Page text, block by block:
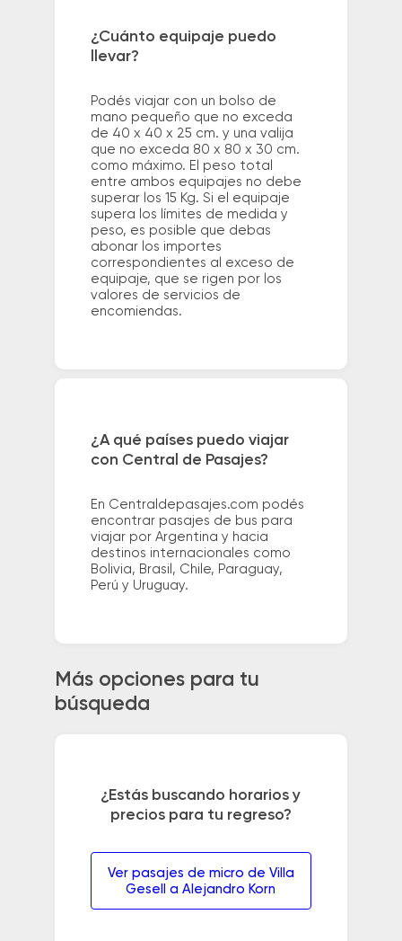
¿Cuánto equipaje puedo
llevar?
Podés viajar con un bolso de
mano pequeño que no exceda
de 40 x 40 x 25 cm. y una valija
que no exceda 80 x 80 x 30 cm.
como máximo. El peso total
entre ambos equipajes no debe
superar los 15 Kg. Si el equipaje
supera los límites de medida y
peso, es posible que debas
abonar los importes
correspondientes al exceso de
equipaje, que se rigen por los
valores de servicios de
encomiendas.
¿A qué países puedo viajar
con Central de Pasajes?
En Centraldepasajes.com podés
encontrar pasajes de bus para
viajar por Argentina y hacia
destinos internacionales como
Bolivia, Brasil, Chile, Paraguay,
Perú y Uruguay.
Más opciones para tu
búsqueda
¿Estás buscando horarios y
precios para tu regreso?
Ver pasajes de micro de Villa
Gesell a Alejandro Korn